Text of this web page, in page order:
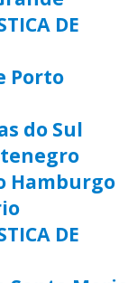
DE
Porto
do Sul
Hamburgo
DE